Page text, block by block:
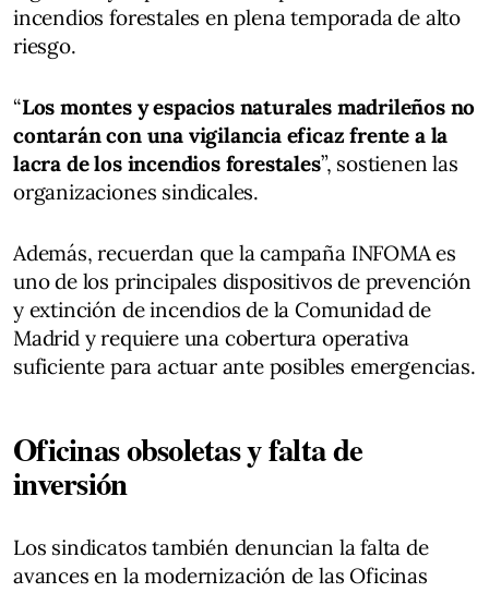
incendios forestales en plena temporada de alto
riesgo.
“Los montes y espacios naturales madrileños no
contarán con una vigilancia eficaz frente a la
lacra de los incendios forestales”, sostienen las
organizaciones sindicales.
Además, recuerdan que la campaña INFOMA es
uno de los principales dispositivos de prevención
y extinción de incendios de la Comunidad de
Madrid y requiere una cobertura operativa
suficiente para actuar ante posibles emergencias.
Oficinas obsoletas y falta de
inversión
Los sindicatos también denuncian la falta de
avances en la modernización de las Oficinas